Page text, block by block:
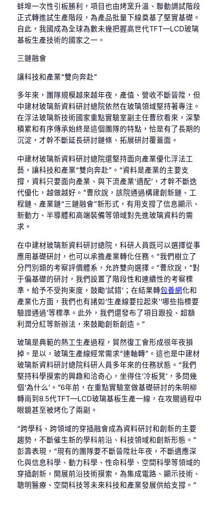
蚌埠一次性引板勝利，項目也由烤窯升溫、聯動調試階段
正式轉進試生產階段，為產品批量下線奠基了堅實基礎。
自此，我國成為全球為數未幾把握高世代TFT—LCD玻璃
基板生產技術的國家之一。
三鏈融會
讓科技和產業“雙向奔赴”
多年來，團隊規模越來越年夜，產值、營收不斷晉陞，但
中建材玻璃新資料研討總院依然在玻璃領域堅持著專注。
在浮法玻璃新技術國家重點實驗室副主任曹欣看來，深摯
積累和有序傳承始終是這個團隊的特點，恰是有了長期的
沉淀，才幹不斷延長研討鏈條、拓展研討覆蓋面。
中建材玻璃新資料研討總院還堅持面向產業優化浮法工
藝，讓科技和產業“雙向奔赴”。“資料是產業的主要支
撐，資料只要面向產業、與下流產業‘適配’，才幹不斷迭
代優化，越做越好。”曹欣說，該院通過構建創新鏈、工
程鏈、產業鏈“三鏈融會”新形式，有用支撐了信息顯示、
新動力、半導體和高端裝備等領域對先進玻璃資料的需
求。
在中建材玻璃新資料研討總院，科研人員既可以選擇從事
應用基礎研討，也可以承擔產業轉化任務。“我們樹立了
分門別類的考察評價體系，允許雙向選擇。”曹欣說，“對
于偏基礎的研討，我們設置了階段性和連續性的考察標
準，給予不受拘束度，鼓勵‘試錯’；在結果轉包養網化和
產業化方面，我們也有諸如‘生產線要拉起來’‘哪些指標要
驗證通過’等標準。此外，我們還發布了項目跟投、超額
利潤分紅等新辦法，來鼓勵創新創造。”
玻璃是典範的熱工生產過程，貿然復工會形成很年夜損
掉。是以，玻璃生產線經常需求“連軸轉”。這也是中建材
玻璃新資料研討總院科研人員多年來的任務狀態。“我們
堅持科學摸索的興趣和洽奇心，坐得住‘冷板凳’，多問幾
個‘為什么’。”6年前，在重點實驗室做基礎研討的朱明柳
轉崗到8.5代TFT—LCD玻璃基板生產一線，在攻關過程中
眼鏡甚至被烤化了兩副。
“跨學科、跨領域的穿插融會成為資料研討和創新的主要
趨勢，不斷催生新的學科前沿、科技領域和創新形態。”
彭壽表現，“現有的團隊要不斷晉陞壯年夜，不斷適應深
化與信息科學、動力科學、性命科學、空間科學等領域的
穿插創新，開展前沿技術摸索，為集成電路、顯示技術、
聰明醫療、空間科技等未來科技和產業發展供給支撐。”